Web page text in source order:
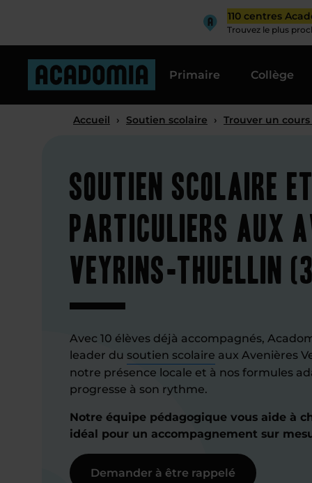
110 centres
Trouvez le plus
Primaire Collège
Accueil › Soutien scolaire › Trouver un
Soutien scolaire
particuliers aux
Veyrins-Thuellin
Avec 10 élèves déjà accompagnés,
leader du soutien scolaire aux Avenières
notre présence locale et à nos formules
progresse à son rythme.
Notre équipe pédagogique vous aide à
idéal pour un accompagnement sur
Demander à être rappelé